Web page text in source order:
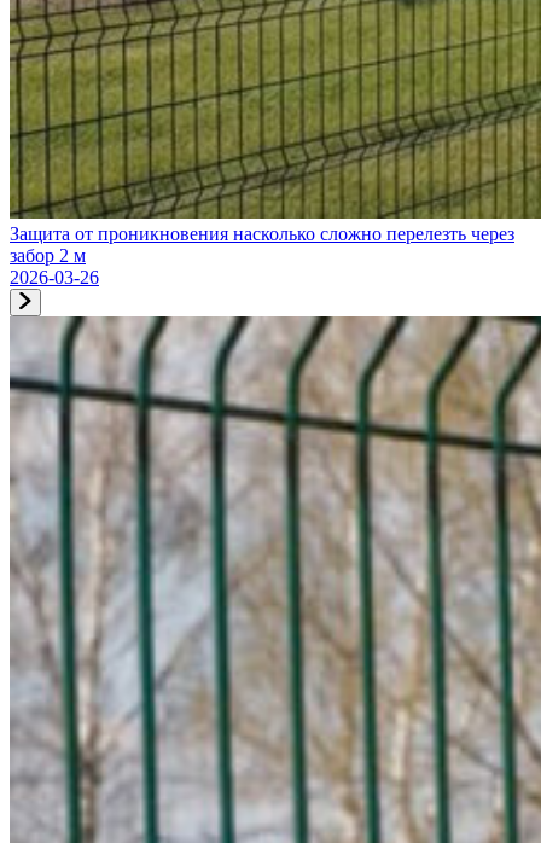
Защита от проникновения насколько сложно перелезть через
забор 2 м
2026-03-26